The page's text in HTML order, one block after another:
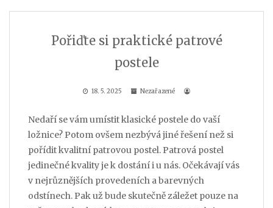
Pořiďte si praktické patrové
postele
18. 5. 2025 Nezařazené
Nedaří se vám umístit klasické postele do vaší
ložnice? Potom ovšem nezbývá jiné řešení než si
pořídit kvalitní patrovou postel. Patrová postel
jedinečné kvality je k dostání i u nás. Očekávají vás
v nejrůznějších provedeních a barevných
odstínech. Pak už bude skutečně záležet pouze na